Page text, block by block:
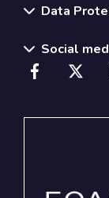
Data
Social